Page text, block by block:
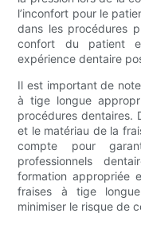
l’inconfort pour le
dans les procédures
confort du patient
expérience dentaire
Il est important de
à tige longue
procédures dentaires.
et le matériau de la
compte pour
professionnels
formation appropriée
fraises à tige
minimiser le risque de